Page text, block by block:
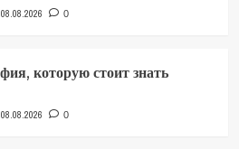
08.08.2026 0
которую стоит знать
08.08.2026 0